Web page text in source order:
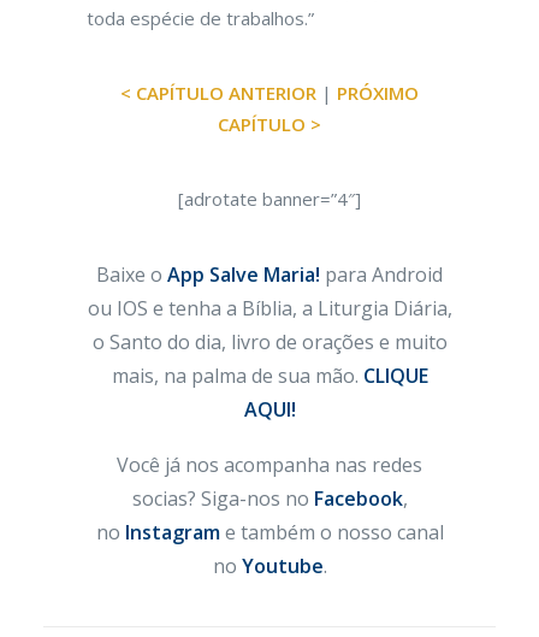
toda espécie de trabalhos.”
< CAPÍTULO ANTERIOR | PRÓXIMO
CAPÍTULO >
[adrotate banner=”4″]
Baixe o App Salve Maria! para Android
ou IOS e tenha a Bíblia, a Liturgia Diária,
o Santo do dia, livro de orações e muito
mais, na palma de sua mão. CLIQUE
AQUI!
Você já nos acompanha nas redes
socias? Siga-nos no Facebook,
no Instagrame também o nosso canal
no Youtube.